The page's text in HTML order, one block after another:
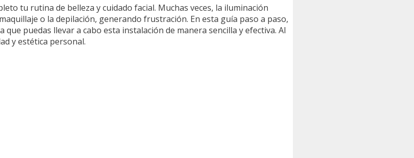
tu rutina de belleza y cuidado facial. Muchas veces, la iluminación
o la depilación, generando frustración. En esta guía paso a paso,
que puedas llevar a cabo esta instalación de manera sencilla y efectiva. Al
y estética personal.